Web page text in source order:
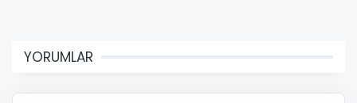
YORUMLAR